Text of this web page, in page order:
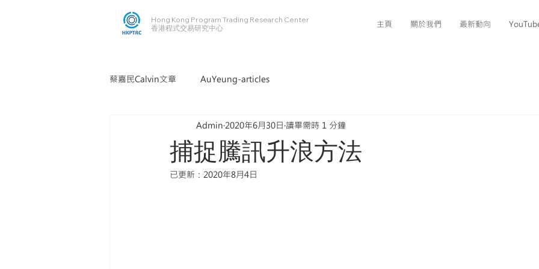
Hong Kong Program Trading Research Center
​​香港程式交易研究中心
主頁 關於我們 最新動向
蔡嘉民Calvin文章 AuYeung-articles
捕捉騰訊升浪方法
Admin 2020年6月30日 讀畢需時 1 分鐘
已更新： 2020年8月4日